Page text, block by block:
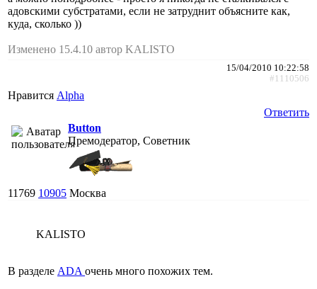
адовскими субстратами, если не затруднит объясните как,
куда, сколько ))
Изменено 15.4.10 автор KALISTO
15/04/2010 10:22:58
#1110506
Нравится Alpha
Ответить
Button
Премодератор, Советник
11769 10905 Москва
KALISTO
В разделе ADA очень много похожих тем.